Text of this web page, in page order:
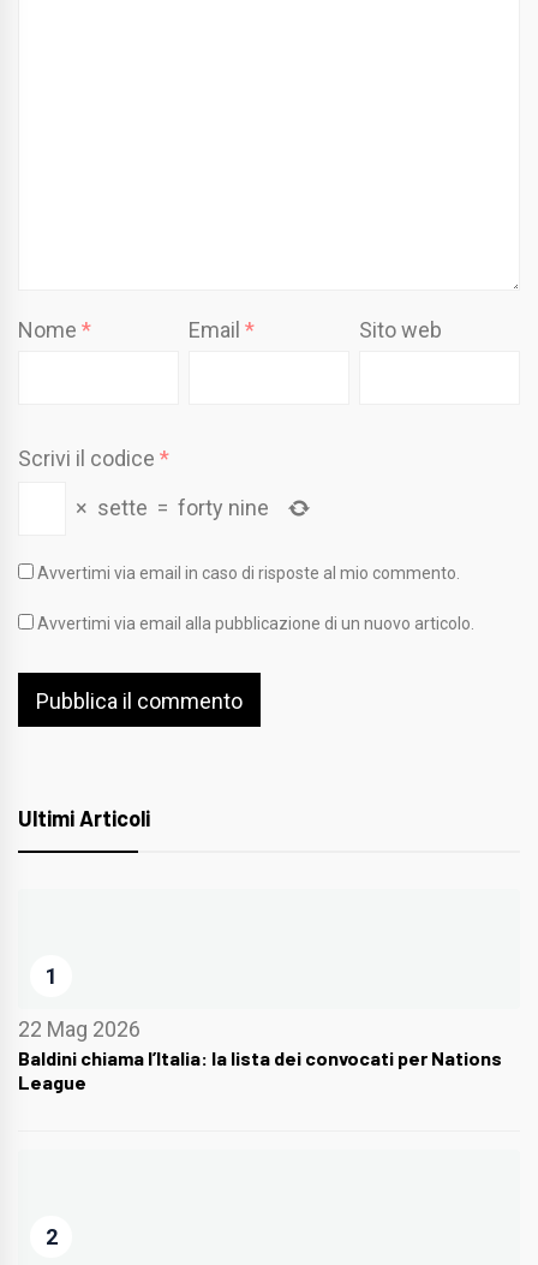
Nome * Email* Sito web
Scrivi il codice *
× sette = forty nine
Avvertimi via email in caso di risposte al mio commento.
Avvertimi via email alla pubblicazione di un nuovo articolo.
Ultimi Articoli
1
22 Mag 2026
Baldini chiama l’Italia: la lista dei convocati per Nations
League
2